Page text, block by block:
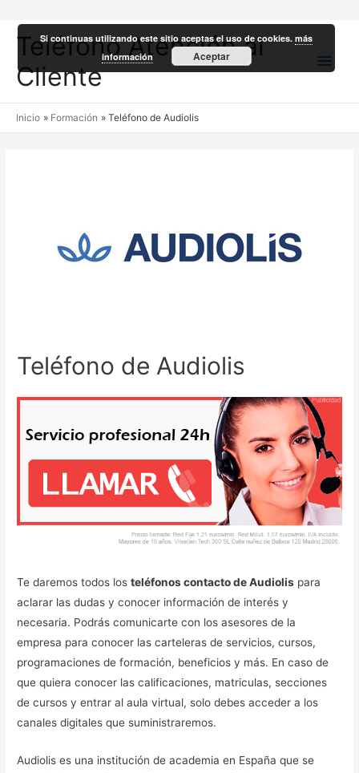
Teléfono Atención al
Cliente
Inicio Formación Teléfono de Audiolis
Teléfono de Audiolis
Te daremos todos losteléfonos contacto de Audiolis para
aclarar las dudas y conocer información de interés y
necesaria. Podrás comunicarte con los asesores de la
empresa para conocer las carteleras de servicios, cursos,
programaciones de formación, beneficios y más. En caso de
que quiera conocer las calificaciones, matriculas, secciones
de cursos y entrar al aula virtual, solo debes acceder a los
canales digitales que suministraremos.
Audiolis es una institución de academia en España que se
Si continuas utilizando este sitio aceptas el uso de cookies.más
información
Aceptar